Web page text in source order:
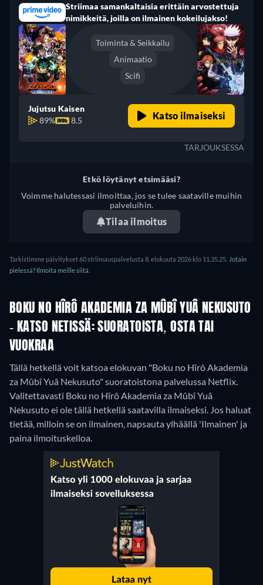
Striimaa samankaltaisia erittäin arvostettuja
nimikkeitä, joilla on ilmainen kokeilujakso!
Toiminta & Seikkailu
Animaatio
Scifi
Jujutsu Kaisen
89%
8.5 Katso ilmaiseksi
TARJOUKSESSA
Etkö löytänyt etsimääsi?
Voimme halutessasi ilmoittaa, jos se tulee saataville muihin
palveluihin.
Tilaa ilmoitus
Tarkistimme päivitykset 60 striimauspalvelusta 8. elokuuta 2026 klo 11.35.25. Jotain
pielessä? Ilmoita meille siitä.
BOKU NO HÎRÔ AKADEMIA ZA MÛBÎ YUÂ NEKUSUTO
- KATSO NETISSÄ: SUORATOISTA, OSTA TAI
VUOKRAA
Tällä hetkellä voit katsoa elokuvan "Boku no Hîrô Akademia
za Mûbî Yuâ Nekusuto" suoratoistona palvelussa Netflix.
Valitettavasti Boku no Hîrô Akademia za Mûbî Yuâ
Nekusuto ei ole tällä hetkellä saatavilla ilmaiseksi. Jos haluat
tietää, milloin se on ilmainen, napsauta ylhäällä 'Ilmainen' ja
paina ilmoituskelloa.